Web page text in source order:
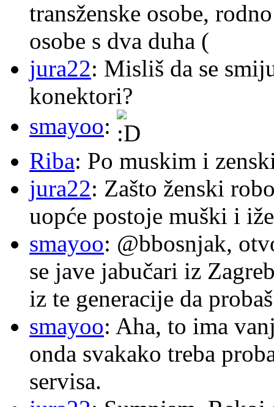
transženske osobe,
osobe s dva duha (
jura22: Misliš da se
konektori?
smayoo:
Riba: Po muskim i
jura22: Zašto ženski
uopće postoje muški i
smayoo: @bbosnjak,
se jave jabučari iz
iz te generacije da
smayoo: Aha, to ima
onda svakako treba
servisa.